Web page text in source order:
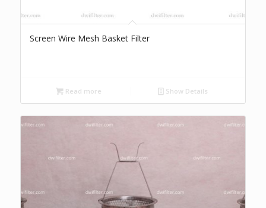
Screen Wire Mesh Basket Filter
Read more Show Details